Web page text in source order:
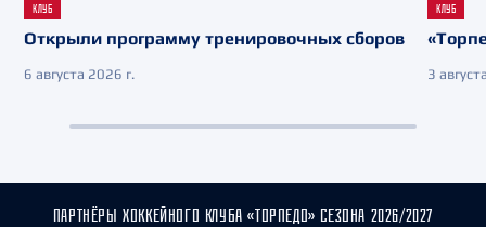
КЛУБ
Открыли программу тренировочных сборов
6 августа 2026 г.
КЛУБ
3
ПАРТНЁРЫ ХОККЕЙНОГО КЛУБА «ТОРПЕДО» СЕЗОНА 2026/2027